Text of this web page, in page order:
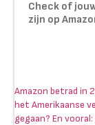
Check of
zijn op
Amazon betrad in
het Amerikaanse
gegaan? En